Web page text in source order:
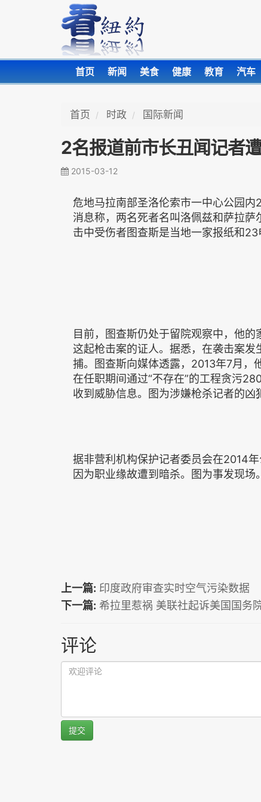
首页 新闻 美食 健康 教育 汽车
首页 时政 国际新闻
2名报道前市长丑闻记者
2015-03-12
危地马拉南部圣洛伦索市一中心公园
消息称，两名死者名叫洛佩兹和萨拉
击中受伤者图查斯是当地一家报纸和23
目前，图查斯仍处于留院观察中，他
这起枪击案的证人。据悉，在袭击案
捕。图查斯向媒体透露，2013年7月，
在任职期间通过“不存在”的工程贪污
收到威胁信息。图为涉嫌枪杀记者的凶
据非营利机构保护记者委员会在2014
因为职业缘故遭到暗杀。图为事发现场。
上一篇: 印度政府审查实时空气污染数据
下一篇: 希拉里惹祸 美联社起诉美国国务
评论
提交